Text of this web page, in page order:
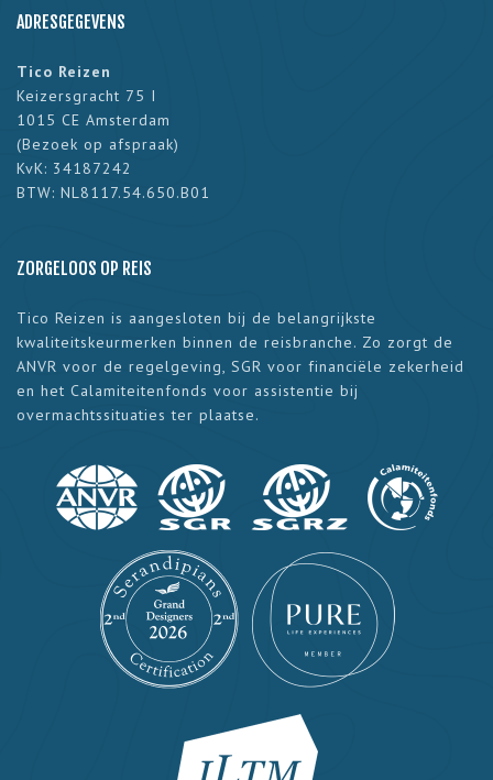
ADRESGEGEVENS
Tico Reizen
Keizersgracht 75 I
1015 CE Amsterdam
(Bezoek op afspraak)
KvK: 34187242
BTW: NL8117.54.650.B01
ZORGELOOS OP REIS
Tico Reizen is aangesloten bij de belangrijkste
kwaliteitskeurmerken binnen de reisbranche. Zo zorgt de
ANVR voor de regelgeving, SGR voor financiële zekerheid
en het Calamiteitenfonds voor assistentie bij
overmachtssituaties ter plaatse.